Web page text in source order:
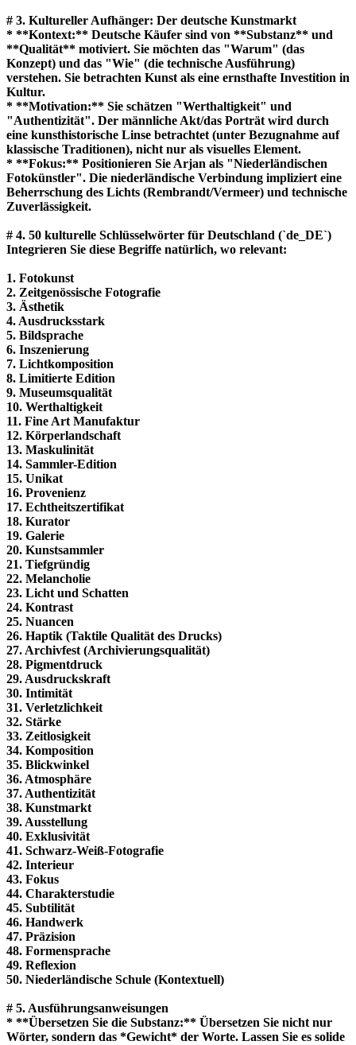
# 3. Kultureller Aufhänger: Der deutsche Kunstmarkt
* **Kontext:** Deutsche Käufer sind von **Substanz** und
**Qualität** motiviert. Sie möchten das "Warum" (das
Konzept) und das "Wie" (die technische Ausführung)
verstehen. Sie betrachten Kunst als eine ernsthafte Investition in
Kultur.
* **Motivation:** Sie schätzen "Werthaltigkeit" und
"Authentizität". Der männliche Akt/das Porträt wird durch
eine kunsthistorische Linse betrachtet (unter Bezugnahme auf
klassische Traditionen), nicht nur als visuelles Element.
* **Fokus:** Positionieren Sie Arjan als "Niederländischen
Fotokünstler". Die niederländische Verbindung impliziert eine
Beherrschung des Lichts (Rembrandt/Vermeer) und technische
Zuverlässigkeit.
# 4. 50 kulturelle Schlüsselwörter für Deutschland (`de_DE`)
Integrieren Sie diese Begriffe natürlich, wo relevant:
1. Fotokunst
2. Zeitgenössische Fotografie
3. Ästhetik
4. Ausdrucksstark
5. Bildsprache
6. Inszenierung
7. Lichtkomposition
8. Limitierte Edition
9. Museumsqualität
10. Werthaltigkeit
11. Fine Art Manufaktur
12. Körperlandschaft
13. Maskulinität
14. Sammler-Edition
15. Unikat
16. Provenienz
17. Echtheitszertifikat
18. Kurator
19. Galerie
20. Kunstsammler
21. Tiefgründig
22. Melancholie
23. Licht und Schatten
24. Kontrast
25. Nuancen
26. Haptik (Taktile Qualität des Drucks)
27. Archivfest (Archivierungsqualität)
28. Pigmentdruck
29. Ausdruckskraft
30. Intimität
31. Verletzlichkeit
32. Stärke
33. Zeitlosigkeit
34. Komposition
35. Blickwinkel
36. Atmosphäre
37. Authentizität
38. Kunstmarkt
39. Ausstellung
40. Exklusivität
41. Schwarz-Weiß-Fotografie
42. Interieur
43. Fokus
44. Charakterstudie
45. Subtilität
46. Handwerk
47. Präzision
48. Formensprache
49. Reflexion
50. Niederländische Schule (Kontextuell)
# 5. Ausführungsanweisungen
* **Übersetzen Sie die Substanz:** Übersetzen Sie nicht nur
Wörter, sondern das *Gewicht* der Worte. Lassen Sie es solide